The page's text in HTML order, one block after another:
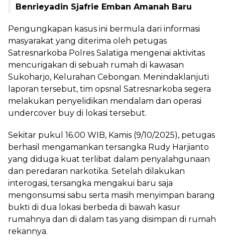
Benrieyadin Sjafrie Emban Amanah Baru
Pengungkapan kasus ini bermula dari informasi
masyarakat yang diterima oleh petugas
Satresnarkoba Polres Salatiga mengenai aktivitas
mencurigakan di sebuah rumah di kawasan
Sukoharjo, Kelurahan Cebongan. Menindaklanjuti
laporan tersebut, tim opsnal Satresnarkoba segera
melakukan penyelidikan mendalam dan operasi
undercover buy di lokasi tersebut.
Sekitar pukul 16.00 WIB, Kamis (9/10/2025), petugas
berhasil mengamankan tersangka Rudy Harjianto
yang diduga kuat terlibat dalam penyalahgunaan
dan peredaran narkotika. Setelah dilakukan
interogasi, tersangka mengakui baru saja
mengonsumsi sabu serta masih menyimpan barang
bukti di dua lokasi berbeda di bawah kasur
rumahnya dan di dalam tas yang disimpan di rumah
rekannya.